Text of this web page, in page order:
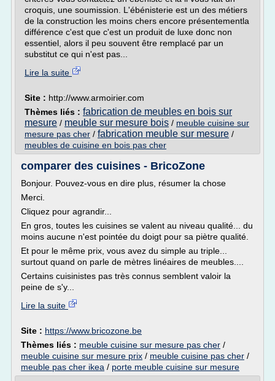
croquis, une soumission. L'ébénisterie est un des métiers
de la construction les moins chers encore présentementla
différence c'est que c'est un produit de luxe donc non
essentiel, alors il peu souvent être remplacé par un
substitut ce qui n'est pas...
Lire la suite
Site : http://www.armoirier.com
Thèmes liés : fabrication de meubles en bois sur
mesure / meuble sur mesure bois / meuble cuisine sur
mesure pas cher / fabrication meuble sur mesure /
meubles de cuisine en bois pas cher
comparer des cuisines - BricoZone
Bonjour. Pouvez-vous en dire plus, résumer la chose
Merci.
Cliquez pour agrandir...
En gros, toutes les cuisines se valent au niveau qualité... du
moins aucune n'est pointée du doigt pour sa piètre qualité.
Et pour le même prix, vous avez du simple au triple...
surtout quand on parle de mètres linéaires de meubles....
Certains cuisinistes pas très connus semblent valoir la
peine de s'y...
Lire la suite
Site : https://www.bricozone.be
Thèmes liés : meuble cuisine sur mesure pas cher /
meuble cuisine sur mesure prix / meuble cuisine pas cher /
meuble pas cher ikea / porte meuble cuisine sur mesure